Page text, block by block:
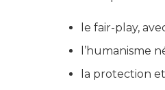
le fair-play,
l’humanisme
la protection